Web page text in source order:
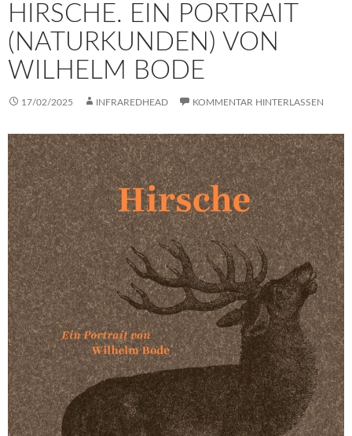
HIRSCHE. EIN PORTRAIT
(NATURKUNDEN) VON
WILHELM BODE
17/02/2025 INFRAREDHEAD KOMMENTAR HINTERLASSEN